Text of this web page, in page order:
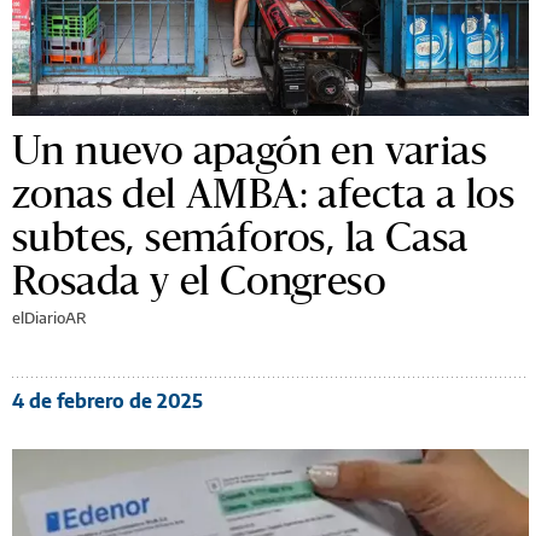
Un nuevo apagón en varias
zonas del AMBA: afecta a los
subtes, semáforos, la Casa
Rosada y el Congreso
elDiarioAR
4 de febrero de 2025